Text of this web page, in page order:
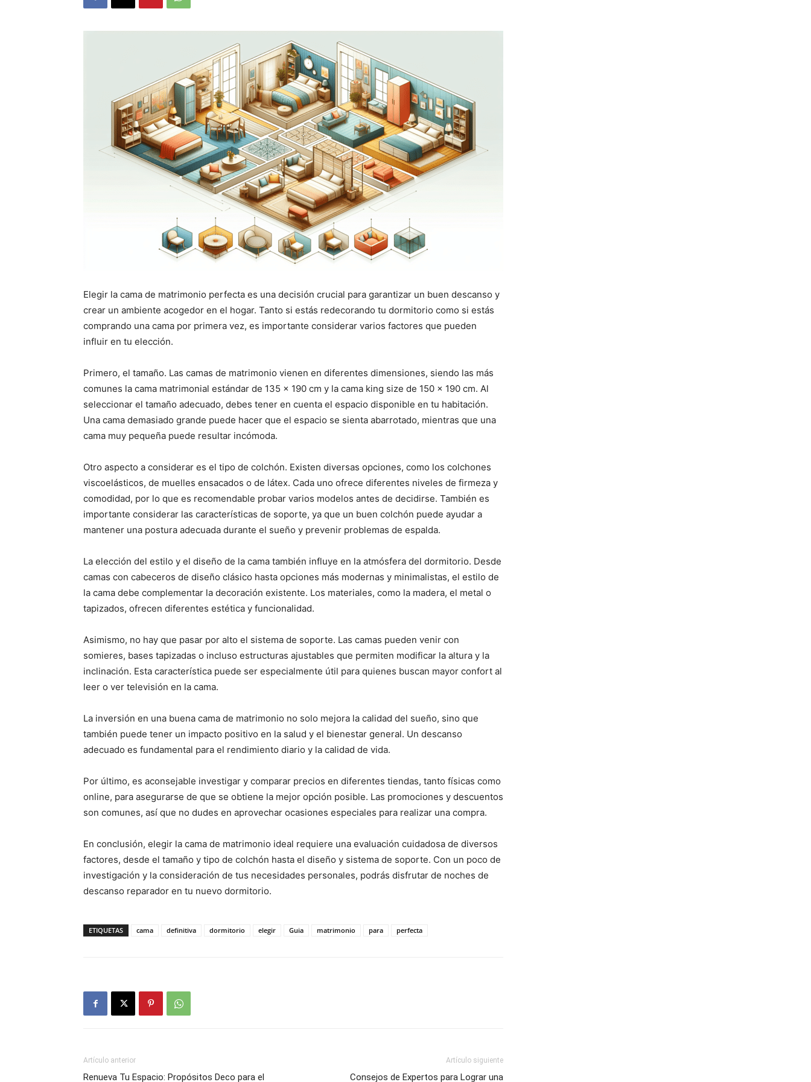
Elegir la cama de matrimonio perfecta es una decisión crucial para garantizar un buen descanso y
crear un ambiente acogedor en el hogar. Tanto si estás redecorando tu dormitorio como si estás
comprando una cama por primera vez, es importante considerar varios factores que pueden
influir en tu elección.
Primero, el tamaño. Las camas de matrimonio vienen en diferentes dimensiones, siendo las más
comunes la cama matrimonial estándar de 135 x 190 cm y la cama king size de 150 x 190 cm. Al
seleccionar el tamaño adecuado, debes tener en cuenta el espacio disponible en tu habitación.
Una cama demasiado grande puede hacer que el espacio se sienta abarrotado, mientras que una
cama muy pequeña puede resultar incómoda.
Otro aspecto a considerar es el tipo de colchón. Existen diversas opciones, como los colchones
viscoelásticos, de muelles ensacados o de látex. Cada uno ofrece diferentes niveles de firmeza y
comodidad, por lo que es recomendable probar varios modelos antes de decidirse. También es
importante considerar las características de soporte, ya que un buen colchón puede ayudar a
mantener una postura adecuada durante el sueño y prevenir problemas de espalda.
La elección del estilo y el diseño de la cama también influye en la atmósfera del dormitorio. Desde
camas con cabeceros de diseño clásico hasta opciones más modernas y minimalistas, el estilo de
la cama debe complementar la decoración existente. Los materiales, como la madera, el metal o
tapizados, ofrecen diferentes estética y funcionalidad.
Asimismo, no hay que pasar por alto el sistema de soporte. Las camas pueden venir con
somieres, bases tapizadas o incluso estructuras ajustables que permiten modificar la altura y la
inclinación. Esta característica puede ser especialmente útil para quienes buscan mayor confort al
leer o ver televisión en la cama.
La inversión en una buena cama de matrimonio no solo mejora la calidad del sueño, sino que
también puede tener un impacto positivo en la salud y el bienestar general. Un descanso
adecuado es fundamental para el rendimiento diario y la calidad de vida.
Por último, es aconsejable investigar y comparar precios en diferentes tiendas, tanto físicas como
online, para asegurarse de que se obtiene la mejor opción posible. Las promociones y descuentos
son comunes, así que no dudes en aprovechar ocasiones especiales para realizar una compra.
En conclusión, elegir la cama de matrimonio ideal requiere una evaluación cuidadosa de diversos
factores, desde el tamaño y tipo de colchón hasta el diseño y sistema de soporte. Con un poco de
investigación y la consideración de tus necesidades personales, podrás disfrutar de noches de
descanso reparador en tu nuevo dormitorio.
ETIQUETAS cama definitiva dormitorio elegir Guia matrimonio para perfecta
Artículo anterior
Renueva Tu Espacio: Propósitos Deco para el
Artículo siguiente
Consejos de Expertos para Lograr una